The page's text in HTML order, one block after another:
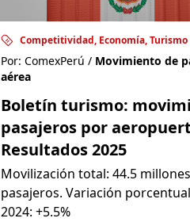
Competitividad, Economía, Turismo
Por: ComexPerú / Movimiento de
aérea
Boletín turismo:
pasajeros por
Resultados 2025
Movilización total: 44.5
pasajeros. Variación
2024: +5.5%